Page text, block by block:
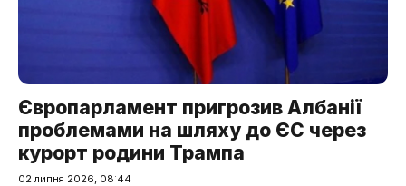
Європарламент пригрозив Албанії
проблемами на шляху до ЄС через
курорт родини Трампа
02 липня 2026, 08:44